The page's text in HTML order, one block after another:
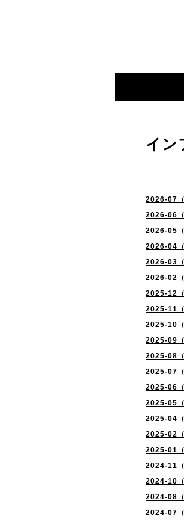
2026-07（
2026-06（
2026-05（
2026-04（
2026-03（
2026-02（
2025-12（
2025-11（
2025-10（
2025-09（
2025-08（
2025-07（
2025-06（
2025-05（
2025-04（
2025-02（
2025-01（
2024-11（
2024-10（
2024-08（
2024-07（
イン